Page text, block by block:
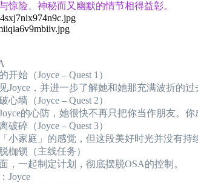
惊险、神秘而又幽默的情节相得益彰。
开始（Joyce – Quest 1）
Joyce，并进一步了解她和她那充满波折的
心墙（Joyce – Quest 2）
的心防，她很快不再只把你当作朋友。
破碎（Joyce – Quest 3）
小家庭」的感觉，但这段美好时光并没有持
枷锁（主线任务）
，一起制定计划，彻底摆脱OSA的控制。
Joyce